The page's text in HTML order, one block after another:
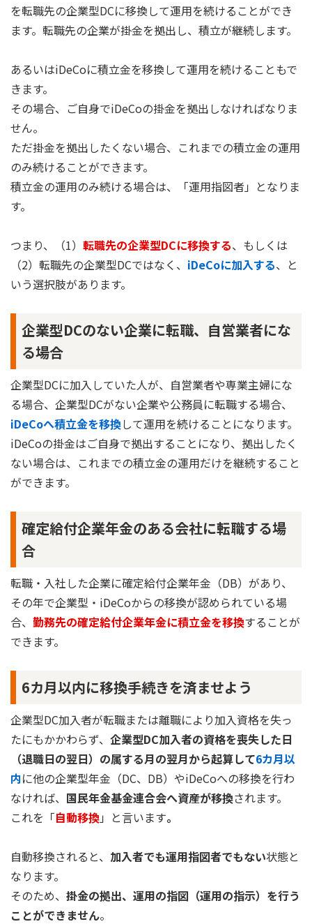
を転職先の企業型DCに移換して運用を続けることができ
ます。転職先の企業が掛金を拠出し、積立が継続します。
あるいはiDeCoに積立金を移換して運用を続けることもで
きます。
その場合、ご自身でiDeCoの掛金を拠出しなければなりま
せん。
ただ掛金を拠出したくない場合、これまでの積立金の運用
のみ続けることができます。
積立金の運用のみ続ける場合は、「運用指図者」となりま
す。
つまり、（1） 転職先の企業型DCに移換する、もしくは
（2）転職先の企業型DCではなく、 iDeCoに加入する、と
いう選択肢があります。
企業型DCのない企業に転職、自営業者にな
る場合
企業型DCに加入していた人が、自営業者や専業主婦にな
る場合、企業型DCがない企業や公務員に転職する場合、
iDeCoへ積立金を移換して運用を続けることになります。
iDeCoの掛金はご自身で拠出することになり、拠出したく
ない場合は、これまでの積立金の運用だけを継続すること
ができます。
確定給付企業年金のある会社に転職する場
合
転職・入社した企業に確定給付企業年金（DB）があり、
その年で企業型・iDeCoからの移換が認められている場
合、 勤務先の確定給付企業年金に積立金を移換することが
できます。
6カ月以内に移換手続きを済ませよう
企業型DC加入者が転職または離職により加入資格を失っ
たにもかかわらず、 企業型DC加入者の資格を喪失した日
（退職日の翌日）の属する月の翌月から起算して6カ月以
内に他の企業型年金（DC、DB）やiDeCoへの移換を行わ
なければ、 国民年金基金連合会へ資産が移換されます。
これを「自動移換」と言います。
自動移換されると、 加入者でも運用指図者でもない状態と
なります。
そのため、 掛金の拠出、運用の指図（運用の指示）を行う
ことができません。